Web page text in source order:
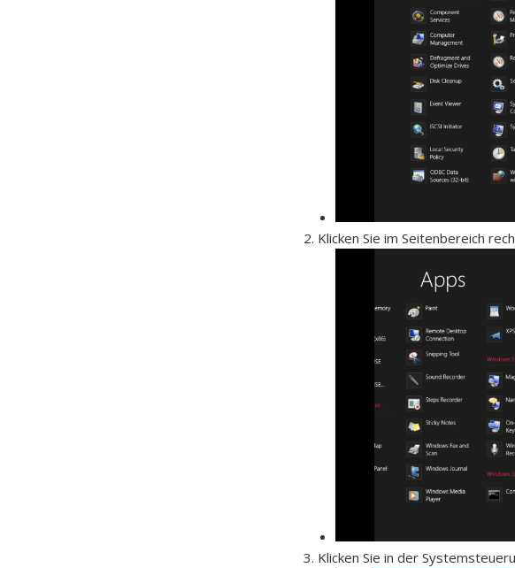
Klicken Sie im Seitenbereich
Klicken Sie in der